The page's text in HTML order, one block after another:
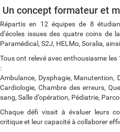
Un concept formateur et
Répartis en 12 équipes de 8
d’écoles issues des quatre coins de
Paramédical, S2J, HELMo, Soralia,
Tous ont relevé avec enthousiasme
:
Ambulance, Dysphagie, Manutention,
Cardiologie, Chambre des erreurs,
sang, Salle d’opération, Pédiatrie,
Chaque défi visait à évaluer leurs
critique et leur capacité à collaborer